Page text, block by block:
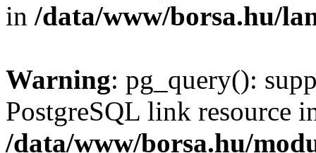
in /data/www/borsa.hu/
Warning: pg_query():
PostgreSQL link resource
/data/www/borsa.hu/